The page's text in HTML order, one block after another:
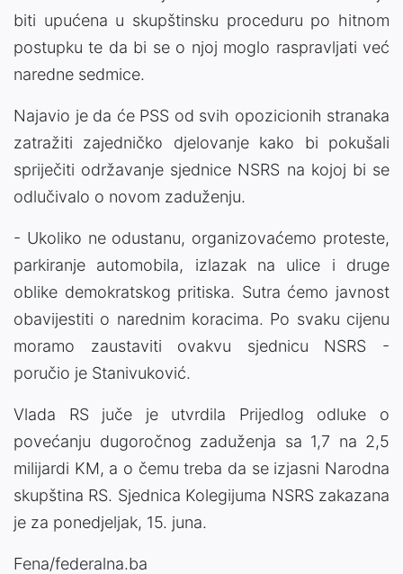
biti upućena u skupštinsku proceduru po hitnom
postupku te da bi se o njoj moglo raspravljati već
naredne sedmice.
Najavio je da će PSS od svih opozicionih stranaka
zatražiti zajedničko djelovanje kako bi pokušali
spriječiti održavanje sjednice NSRS na kojoj bi se
odlučivalo o novom zaduženju.
- Ukoliko ne odustanu, organizovaćemo proteste,
parkiranje automobila, izlazak na ulice i druge
oblike demokratskog pritiska. Sutra ćemo javnost
obavijestiti o narednim koracima. Po svaku cijenu
moramo zaustaviti ovakvu sjednicu NSRS -
poručio je Stanivuković.
Vlada RS juče je utvrdila Prijedlog odluke o
povećanju dugoročnog zaduženja sa 1,7 na 2,5
milijardi KM, a o čemu treba da se izjasni Narodna
skupština RS. Sjednica Kolegijuma NSRS zakazana
je za ponedjeljak, 15. juna.
Fena/federalna.ba